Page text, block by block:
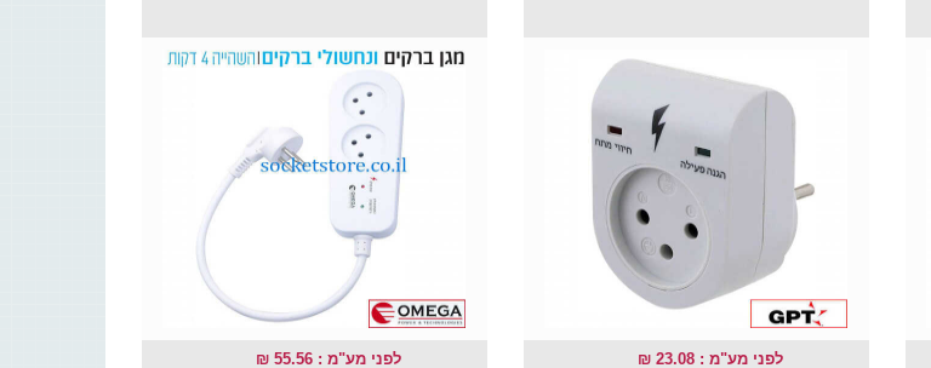
לפני מע"מ : 55.56 ₪ לפני מע"מ : 23.08 ₪